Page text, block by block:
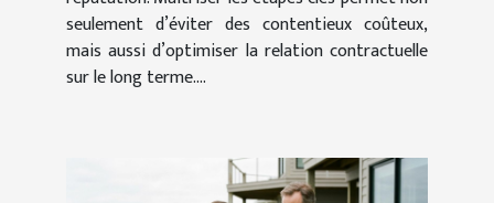
seulement d’éviter des contentieux coûteux,
mais aussi d’optimiser la relation contractuelle
sur le long terme....